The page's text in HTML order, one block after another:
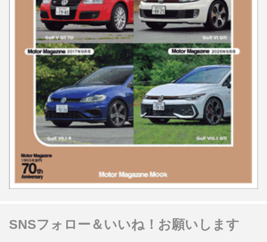
SNSフォロー＆いいね！お願いします